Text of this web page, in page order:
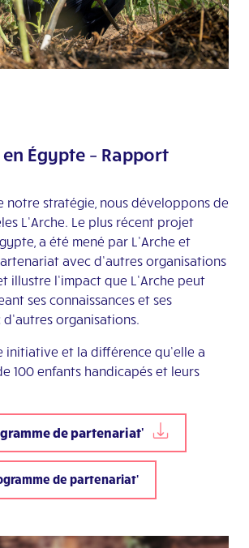
Égypte – Rapport
notre stratégie, nous développons de
L’Arche. Le plus récent projet
a été mené par L’Arche et
avec d’autres organisations
illustre l’impact que L’Arche peut
ses connaissances et ses
organisations.
initiative et la différence qu’elle a
100 enfants handicapés et leurs
de partenariat'
de partenariat'